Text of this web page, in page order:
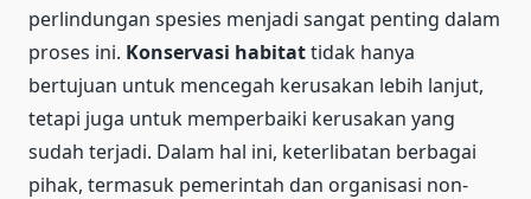
perlindungan spesies menjadi sangat penting dalam
proses ini. Konservasi habitattidak hanya
bertujuan untuk mencegah kerusakan lebih lanjut,
tetapi juga untuk memperbaiki kerusakan yang
sudah terjadi. Dalam hal ini, keterlibatan berbagai
pihak, termasuk pemerintah dan organisasi non-